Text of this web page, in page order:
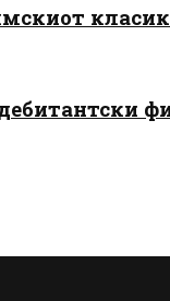
дебитантски